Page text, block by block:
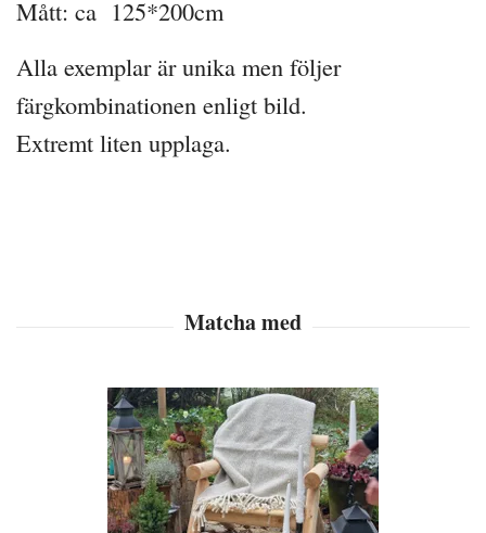
Mått: ca 125*200cm
Alla exemplar är unika men följer
färgkombinationen enligt bild.
Extremt liten upplaga.